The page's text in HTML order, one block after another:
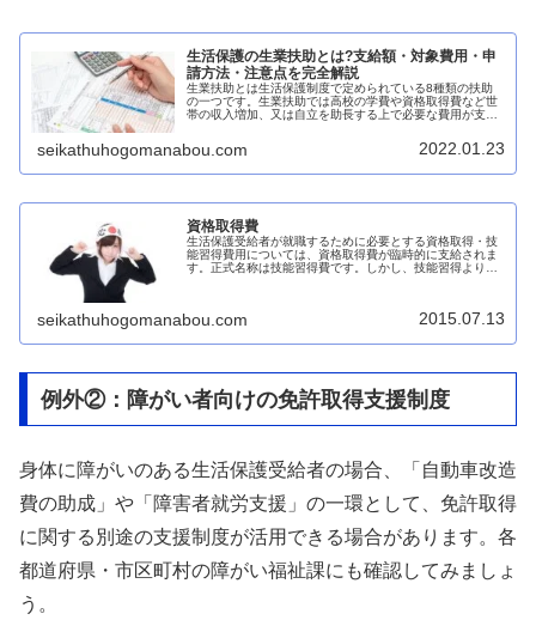
生活保護の生業扶助とは?支給額・対象費用・申
請方法・注意点を完全解説
生業扶助とは生活保護制度で定められている8種類の扶助
の一つです。生業扶助では高校の学費や資格取得費など世
帯の収入増加、又は自立を助長する上で必要な費用が支給
seikathuhogomanabou.com 2022.01.23
資格取得費
生活保護受給者が就職するために必要とする資格取得・技
能習得費用については、資格取得費が臨時的に支給されま
す。正式名称は技能習得費です。しかし、技能習得よりも
seikathuhogomanabou.com 2015.07.13
例外②：障がい者向けの免許取得支援制度
身体に障がいのある生活保護受給者の場合、「自動車改造
費の助成」や「障害者就労支援」の一環として、免許取得
に関する別途の支援制度が活用できる場合があります。各
都道府県・市区町村の障がい福祉課にも確認してみましょ
う。